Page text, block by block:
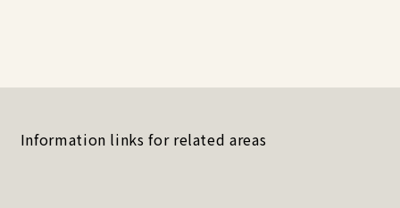
Information links for related areas